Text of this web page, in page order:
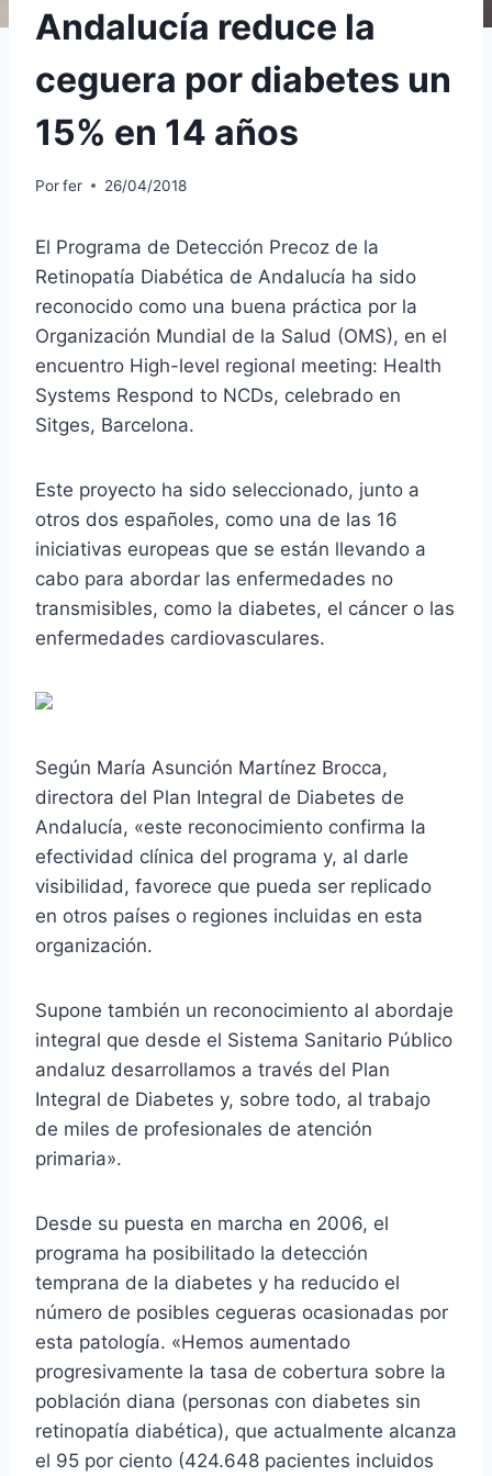
Andalucía reduce la
ceguera por diabetes un
15% en 14 años
Porfer 26/04/2018
El Programa de Detección Precoz de la
Retinopatía Diabética de Andalucía ha sido
reconocido como una buena práctica por la
Organización Mundial de la Salud (OMS), en el
encuentro High-level regional meeting: Health
Systems Respond to NCDs, celebrado en
Sitges, Barcelona.
Este proyecto ha sido seleccionado, junto a
otros dos españoles, como una de las 16
iniciativas europeas que se están llevando a
cabo para abordar las enfermedades no
transmisibles, como la diabetes, el cáncer o las
enfermedades cardiovasculares.
Según María Asunción Martínez Brocca,
directora del Plan Integral de Diabetes de
Andalucía, «este reconocimiento confirma la
efectividad clínica del programa y, al darle
visibilidad, favorece que pueda ser replicado
en otros países o regiones incluidas en esta
organización.
Supone también un reconocimiento al abordaje
integral que desde el Sistema Sanitario Público
andaluz desarrollamos a través del Plan
Integral de Diabetes y, sobre todo, al trabajo
de miles de profesionales de atención
primaria».
Desde su puesta en marcha en 2006, el
programa ha posibilitado la detección
temprana de la diabetes y ha reducido el
número de posibles cegueras ocasionadas por
esta patología. «Hemos aumentado
progresivamente la tasa de cobertura sobre la
población diana (personas con diabetes sin
retinopatía diabética), que actualmente alcanza
el 95 por ciento (424.648 pacientes incluidos